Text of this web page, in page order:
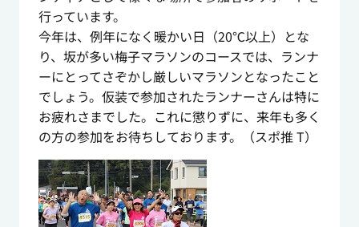
行っています。
今年は、例年になく暖かい日（20℃以上）とな
り、坂が多い梅子マラソンのコースでは、ランナ
ーにとってさぞかし厳しいマラソンとなったこと
でしょう。仮装で参加されたランナーさんは特に
お疲れさまでした。これに懲りずに、来年も多く
の方の参加をお待ちしております。（スポ推 T）